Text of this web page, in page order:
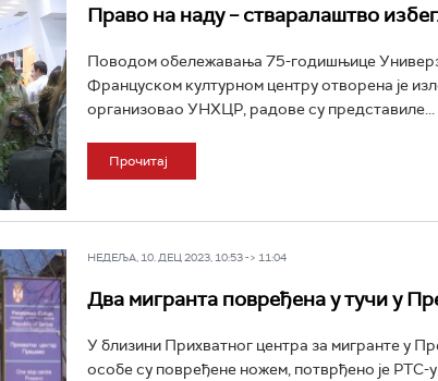
Право на наду – стваралаштво
Поводом обележавања 75-годишњице
Француском културном центру отворена је
организовао УНХЦР, радове су представиле...
Прочитај
НЕДЕЉА, 10. ДЕЦ 2023, 10:53 -> 11:04
Два мигранта повређена у тучи у
У близини Прихватног центра за мигранте у
особе су повређене ножем, потврђено је РТС-